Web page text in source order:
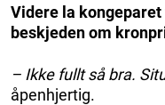
Videre la
beskjeden om
– Ikke fullt så bra.
åpenhjertig.